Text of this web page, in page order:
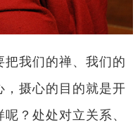
把我们的禅、我们的
，摄心的目的就是开
？处处对立关系、